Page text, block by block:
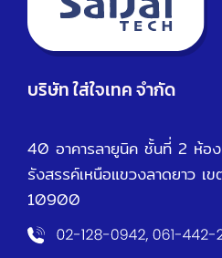
บริษัท ใส่ใจเทค จำกัด
40 อาคารลายูนิค ชั้นที่ 2 ห้อ
รังสรรค์เหนือแขวงลาดยาว เ
10900